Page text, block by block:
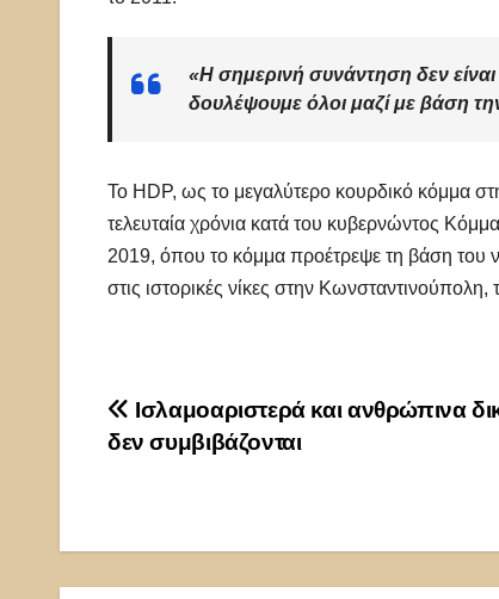
«Η σημερινή συνάντηση δεν
δουλέψουμε όλοι μαζί με βάση
Το HDP, ως το μεγαλύτερο κουρδικό κόμμα
τελευταία χρόνια κατά του κυβερνώντος
2019, όπου το κόμμα προέτρεψε τη βάση του
στις ιστορικές νίκες στην
Πλοήγηση
άρθρων
Ισλαμοαριστερά και ανθρώπινα
δεν συμβιβάζονται